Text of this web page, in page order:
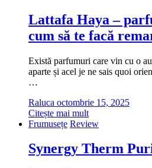
Lattafa Haya –
cum să te facă
Există parfumuri care vin cu o
aparte și acel je ne sais quoi
…
Raluca octombrie 15, 2025
Citește mai mult
Frumusețe Review
Synergy Therm